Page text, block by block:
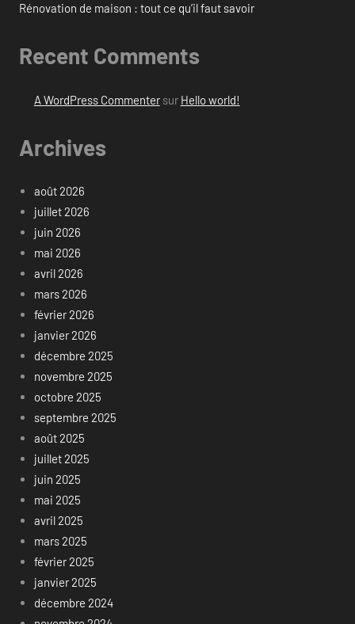
Rénovation de maison : tout ce qu’il faut savoir
Recent Comments
A WordPress Commentersur Hello world!
Archives
août 2026
juillet 2026
juin 2026
mai 2026
avril 2026
mars 2026
février 2026
janvier 2026
décembre 2025
novembre 2025
octobre 2025
septembre 2025
août 2025
juillet 2025
juin 2025
mai 2025
avril 2025
mars 2025
février 2025
janvier 2025
décembre 2024